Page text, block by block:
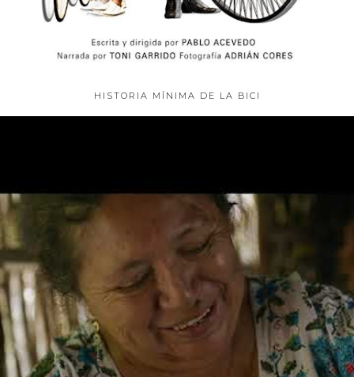
HISTORIA MÍNIMA DE LA BICI